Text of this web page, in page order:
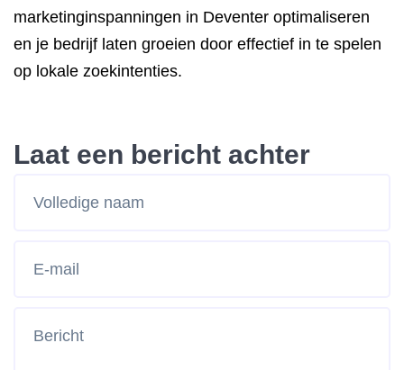
marketinginspanningen in Deventer optimaliseren
en je bedrijf laten groeien door effectief in te spelen
op lokale zoekintenties.
Laat een bericht achter